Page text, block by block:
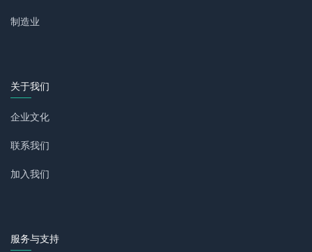
制造业
关于我们
企业文化
联系我们
加入我们
服务与支持